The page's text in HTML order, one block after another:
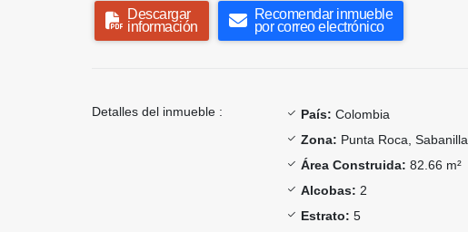
Descargar
información
Recomendar inmueble
por correo electrónico
Detalles del inmueble : País: Colombia
Zona: Punta Roca, Sabanilla
Área Construida: 82.66 m²
Alcobas: 2
Estrato: 5